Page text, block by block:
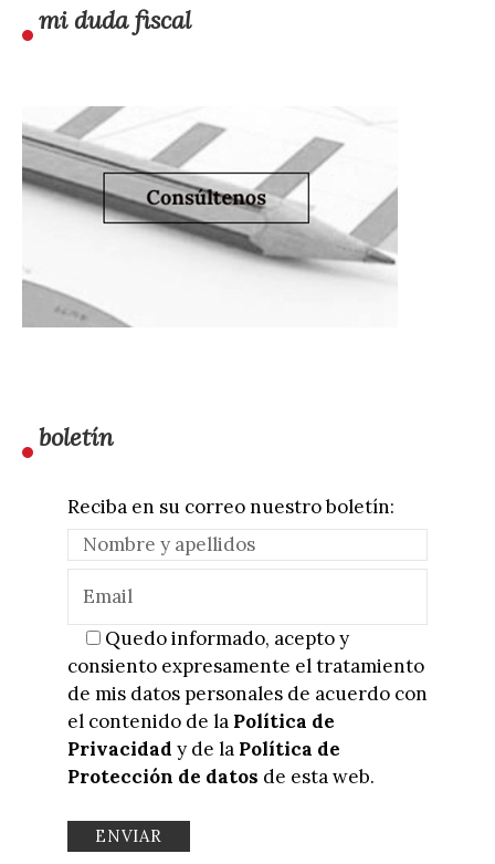
mi duda fiscal
boletín
Reciba en su correo nuestro boletín:
Quedo informado, acepto y
consiento expresamente el tratamiento
de mis datos personales de acuerdo con
el contenido de la Política de
Privacidad y de la Política de
Protección de datos de esta web.